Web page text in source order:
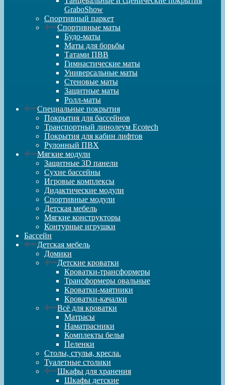
GraboShow
Спортивный паркет
Спортивные маты
Будо-маты
Маты для борьбы
Татами ПВВ
Гимнастические маты
Универсальные маты
Стеновые маты
Защитные маты
Ролл-маты
Специальные покрытия
Покрытия для бассейнов
Транспортный линолеум Ecotech
Покрытия для кабин лифтов
Рулонный ПВХ
Мягкие модули
Защитные 3D панели
Сухие бассейны
Игровые комплексы
Дидактические модули
Спортивные модули
Детская мебель
Мягкие конструкторы
Контурные игрушки
Бассейн
Детская мебель
Домики
Детские кроватки
Кроватки-трансформеры
Трансформеры овальные
Кроватки-маятники
Кроватки-качалки
Всё для кроватки
Матрасы
Наматрасники
Комплекты белья
Пеленки
Столы, стулья, кресла.
Туалетные столики
Шкафы для хранения
Шкафы детские